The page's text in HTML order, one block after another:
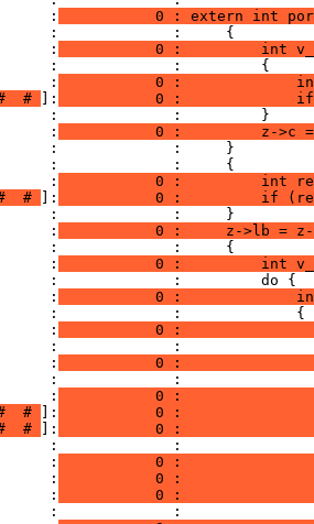
:
0 : extern int
:             :     {
:
0 :         int
:             :         {
:
0 :
# ]:
0 :
:             :         }
:
0 :         z->c
:             :     }
:             :     {
:
0 :         int
# ]:
0 :         if
:             :     }
:
0 :     z->lb =
:             :     {
:
0 :         int
:             :         do {
:
0 :
:             :             {
:
0 :
:             :
:
0 :
:             :
:
0 :
# ]:
0 :
# ]:
0 :
:             :
:
0 :
:
0 :
:
0 :
:             :